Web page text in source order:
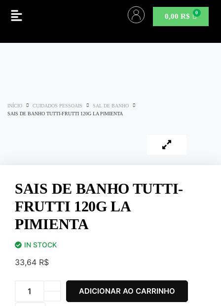
0,00R$
INÍCIO CUIDADOS PESSOAIS
SAL DE BANHO
SAIS DE BANHO TUTTI-FRUTTI 120G LA PIMIENTA
SAIS DE BANHO TUTTI-
FRUTTI 120G LA
PIMIENTA
IN STOCK
33,64 R$
ADICIONAR AO CARRINHO